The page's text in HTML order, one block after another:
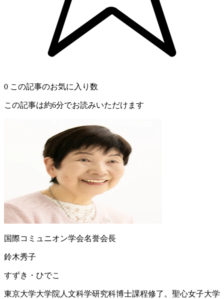
0 この記事のお気に入り数
この記事は約6分でお読みいただけます
国際コミュニオン学会名誉会長
鈴木秀子
すずき・ひでこ
東京大学大学院人文科学研究科博士課程修了。聖心女子大学